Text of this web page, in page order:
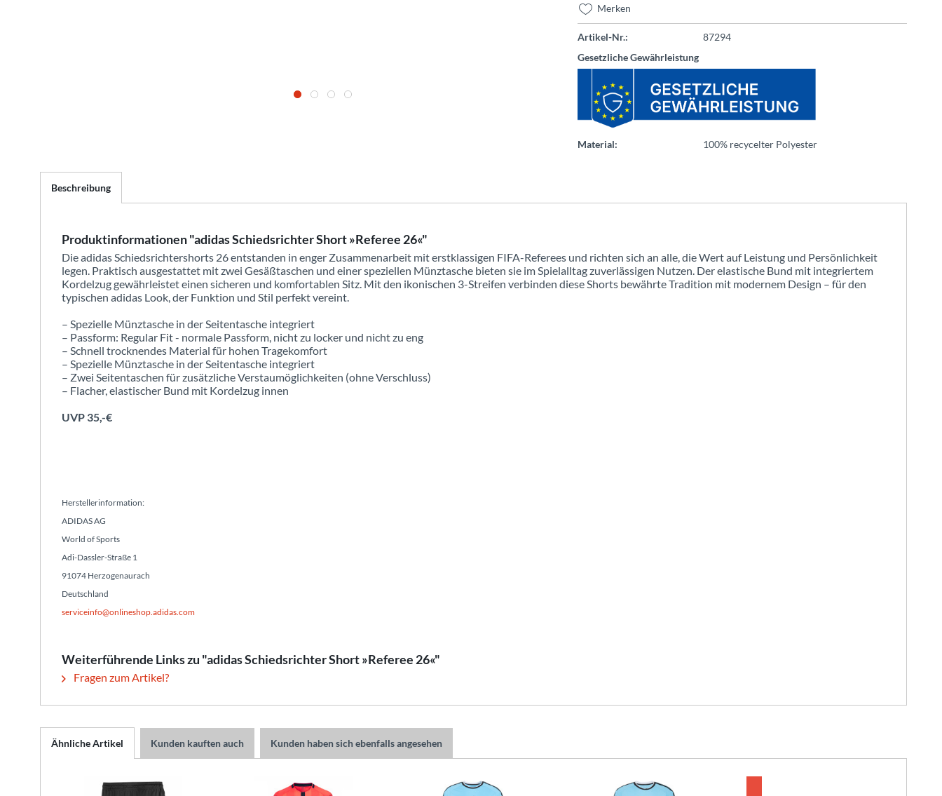
Merken
Artikel-Nr.:
87294
Gesetzliche Gewährleistung
Material: 100% recycelter Polyester
Beschreibung
Produktinformationen "adidas Schiedsrichter Short »Referee 26«"
Die adidas Schiedsrichtershorts 26 entstanden in enger Zusammenarbeit mit erstklassigen FIFA-Referees und richten sich an alle, die Wert auf Leistung und Persönlichkeit
legen. Praktisch ausgestattet mit zwei Gesäßtaschen und einer speziellen Münztasche bieten sie im Spielalltag zuverlässigen Nutzen. Der elastische Bund mit integriertem
Kordelzug gewährleistet einen sicheren und komfortablen Sitz. Mit den ikonischen 3-Streifen verbinden diese Shorts bewährte Tradition mit modernem Design – für den
typischen adidas Look, der Funktion und Stil perfekt vereint.
– Spezielle Münztasche in der Seitentasche integriert
– Passform: Regular Fit - normale Passform, nicht zu locker und nicht zu eng
– Schnell trocknendes Material für hohen Tragekomfort
– Spezielle Münztasche in der Seitentasche integriert
– Zwei Seitentaschen für zusätzliche Verstaumöglichkeiten (ohne Verschluss)
– Flacher, elastischer Bund mit Kordelzug innen
UVP 35,-€
Herstellerinformation:
ADIDAS AG
World of Sports
Adi-Dassler-Straße 1
91074 Herzogenaurach
Deutschland
serviceinfo@onlineshop.adidas.com
Weiterführende Links zu "adidas Schiedsrichter Short »Referee 26«"
Fragen zum Artikel?
Ähnliche Artikel Kunden kauften auch Kunden haben sich ebenfalls angesehen